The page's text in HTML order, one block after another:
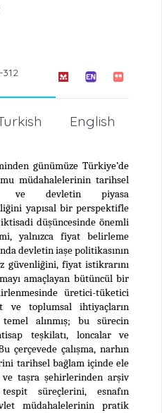
English
günümüze Türkiye’de
müdahalelerinin tarihsel
ve devletin piyasa
yapısal bir perspektifle
düşüncesinde önemli
yalnızca fiyat belirleme
devletin iaşe politikasının
güvenliğini, fiyat istikrarını
amaçlayan bütüncül bir
üretici-tüketici
ve toplumsal ihtiyaçların
alınmış; bu sürecin
teşkilatı, loncalar ve
çerçevede çalışma, narhın
tarihsel bağlam içinde ele
taşra şehirlerinden arşiv
süreçlerini, esnafın
müdahalelerinin pratik